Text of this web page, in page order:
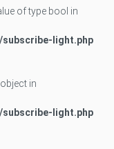
of type bool in
light.php
in
light.php